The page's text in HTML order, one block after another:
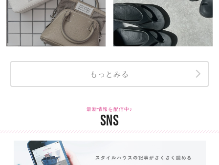
もっとみる
最新情報を配信中♪
SNS